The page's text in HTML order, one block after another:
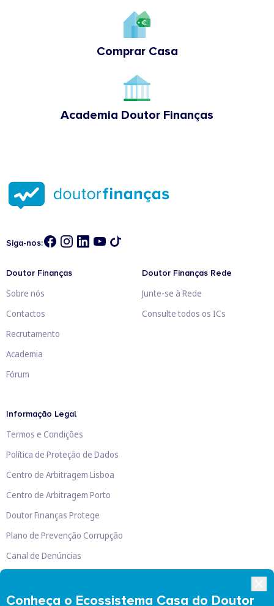
Comprar Casa
Academia Doutor Finanças
Conheça o Ecossistema Casa do Doutor
Siga-nos:
Doutor Finanças
Sobre nós
Contactos
Recrutamento
Academia
Fórum
Doutor Finanças Rede
Junte-se à Rede
Consulte todos os ICs
Informação Legal
Termos e Condições
Política de Proteção de Dados
Centro de Arbitragem Lisboa
Centro de Arbitragem Porto
Doutor Finanças Protege
Plano de Prevenção Corrupção
Canal de Denúncias